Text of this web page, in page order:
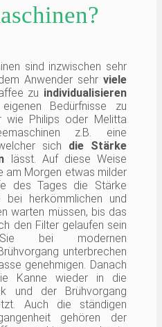
sind inzwischen sehr
Anwender sehr viele
zu individualisieren
Bedürfnisse zu
wie Philips oder Melitta
z.B. eine
sich die Stärke
lässt. Auf diese Weise
am Morgen etwas milder
des Tages die Stärke
bei herkömmlichen und
warten müssen, bis das
den Filter gelaufen sein
bei modernen
unterbrechen
genehmigen. Danach
Kanne wieder in die
und der Brühvorgang
Auch die ständigen
gehören der